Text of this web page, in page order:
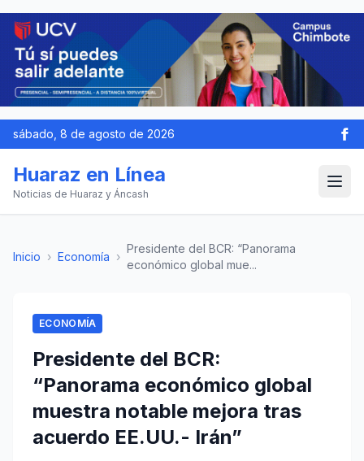
sábado, 8 de agosto de 2026
Huaraz en Línea
Noticias de Huaraz y Áncash
Inicio › Economía ›
Presidente del BCR: “Panorama
económico global mue...
ECONOMÍA
Presidente del BCR:
“Panorama económico global
muestra notable mejora tras
acuerdo EE.UU.- Irán”